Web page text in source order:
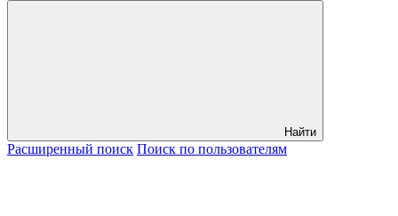
Найти
Расширенный поиск Поиск по пользователям